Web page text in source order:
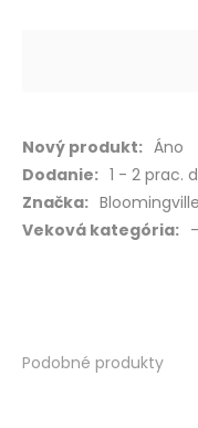
Viac
informácií
Áno
1 - 2 prac.
Bloomingville
-
Podobné produkty